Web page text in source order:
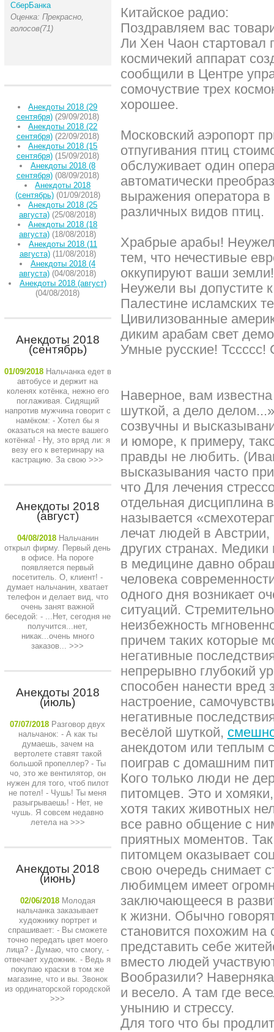
СберБанка
Оценка: Прекрасно,
голосов(71)
Анекдоты 2018 (29
сентября)(29/09/2018)
Анекдоты 2018 (22
сентября)(22/09/2018)
Анекдоты 2018 (15
сентября)(15/09/2018)
Анекдоты 2018 (8
сентября)(08/09/2018)
Анекдоты 2018
(сентябрь)(01/09/2018)
Анекдоты 2018 (25
августа) (25/08/2018)
Анекдоты 2018 (18
августа) (18/08/2018)
Анекдоты 2018 (11
августа)(11/08/2018)
Анекдоты 2018 (4
августа) (04/08/2018)
Анекдоты 2018 (август)
(04/08/2018)
Анекдоты 2018
(сентябрь)
01/09/2018 Нальчанка едет в
автобусе и держит на
коленях котёнка, нежно его
поглаживая. Сидящий
напротив мужчина говорит с
намёком: - Хотел бы я
оказаться на месте вашего
котёнка! - Ну, это вряд ли: я
везу его к ветеринару на
кастрацию. За свою >>>
Анекдоты 2018
(август)
04/08/2018 Нальчанин
открыл фирму. Первый день
в офисе. На пороге
появляется первый
посетитель. О, клиент! -
думает нальчанин, хватает
телефон и делает вид, что
очень занят важной
беседой: - ...Нет, сегодня не
получится...нет,
никак...очень много
заказов... >>>
Анекдоты 2018
(июль)
07/07/2018 Разговор двух
нальчанок: - А как ты
думаешь, зачем на
вертолете ставят такой
большой пропеллер? - Ты
чо, это же вентилятор, он
нужен для того, чтоб пилот
не потел! - Чушь! Ты меня
разыгрываешь! - Нет, не
чушь. Я совсем недавно
летела на>>>
Анекдоты 2018
(июнь)
02/06/2018 Молодая
нальчанка заказывает
художнику портрет и
спрашивает: - Вы сможете
точно передать цвет моего
лица? - Думаю, что смогу, -
отвечает художник. - Ведь я
покупаю краски в том же
магазине, что и вы. Звонок
из ординаторской городской
>>>
Китайское радио:
Поздравляем вас
Ли Хен Чаон стартовал
космичекий аппарат
сообщили в Центре
сомочуствие трех
хорошее.
Московский аэропорт
отпугивания птиц
обслуживает один
автоматически
выражения оператора
различных видов птиц.
Храбрые арабы!
тем, что нечестивые
оккупируют ваши
Неужели вы допустите
Палестине исламских
Цивилизованные
диким арабам свет
Умные русские!
Наверное, вам
шуткой, а дело
созвучны и
и юморе, к примеру,
правды не любить.
высказывания часто
что Для лечения
отдельная дисциплина
называется
лечат людей в
других странах.
в медицине давно
человека
одного дня возникает
ситуаций.
неизбежность
причем таких которые
негативные
непрерывно глубокий
способен нанести вред
настроение,
негативные
весёлой шуткой,
анекдотом или теплым
поиграв с домашним
Кого только люди не
питомцев. Это и
хотя таких животных
все равно общение с
приятных моментов.
питомцем оказывает
свою очередь снимает
любимцем имеет
заключающееся в
к жизни. Обычно
становится похожим на
представить себе
вместо людей
Вообразили?
и весело. А там где
унынию и стрессу.
Для того что бы